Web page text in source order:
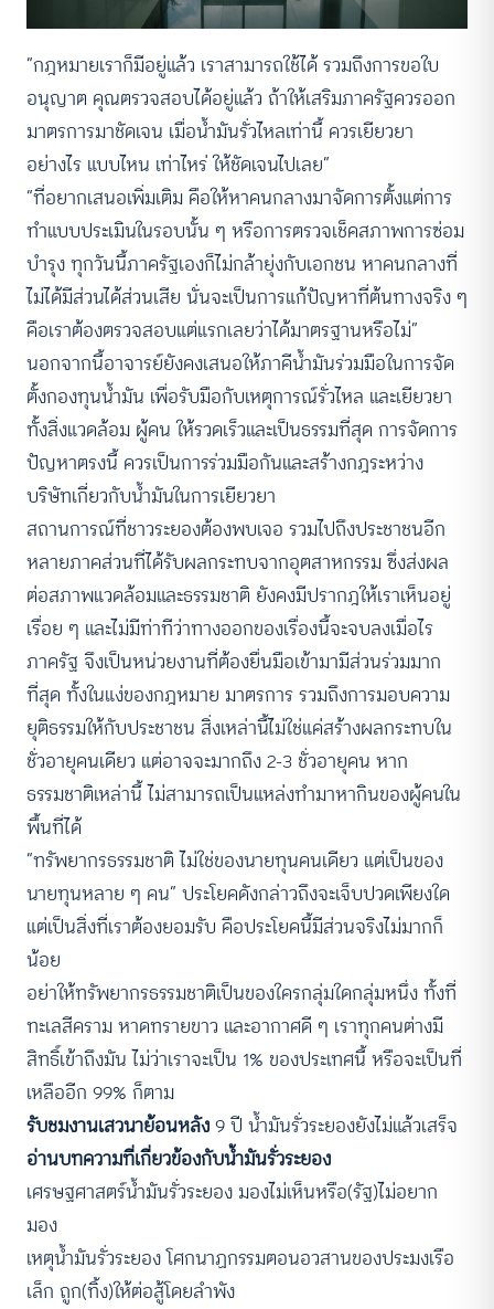
“กฎหมายเราก็มีอยู่แล้ว เราสามารถใช้ได้ รวมถึงการขอใบ
อนุญาต คุณตรวจสอบได้อยู่แล้ว ถ้าให้เสริมภาครัฐควรออก
มาตรการมาชัดเจน เมื่อน้ำมันรั่วไหลเท่านี้ ควรเยียวยา
อย่างไร แบบไหน เท่าไหร่ ให้ชัดเจนไปเลย”
“ที่อยากเสนอเพิ่มเติม คือให้หาคนกลางมาจัดการตั้งแต่การ
ทำแบบประเมินในรอบนั้น ๆ หรือการตรวจเช็คสภาพการซ่อม
บำรุง ทุกวันนี้ภาครัฐเองก็ไม่กล้ายุ่งกับเอกชน หาคนกลางที่
ไม่ได้มีส่วนได้ส่วนเสีย นั่นจะเป็นการแก้ปัญหาที่ต้นทางจริง ๆ
คือเราต้องตรวจสอบแต่แรกเลยว่าได้มาตรฐานหรือไม่”
นอกจากนี้อาจารย์ยังคงเสนอให้ภาคีน้ำมันร่วมมือในการจัด
ตั้งกองทุนน้ำมัน เพื่อรับมือกับเหตุการณ์รั่วไหล และเยียวยา
ทั้งสิ่งแวดล้อม ผู้คน ให้รวดเร็วและเป็นธรรมที่สุด การจัดการ
ปัญหาตรงนี้ ควรเป็นการร่วมมือกันและสร้างกฎระหว่าง
บริษัทเกี่ยวกับน้ำมันในการเยียวยา
สถานการณ์ที่ชาวระยองต้องพบเจอ รวมไปถึงประชาชนอีก
หลายภาคส่วนที่ได้รับผลกระทบจากอุตสาหกรรม ซึ่งส่งผล
ต่อสภาพแวดล้อมและธรรมชาติ ยังคงมีปรากฎให้เราเห็นอยู่
เรื่อย ๆ และไม่มีท่าทีว่าทางออกของเรื่องนี้จะจบลงเมื่อไร
ภาครัฐ จึงเป็นหน่วยงานที่ต้องยื่นมือเข้ามามีส่วนร่วมมาก
ที่สุด ทั้งในแง่ของกฎหมาย มาตรการ รวมถึงการมอบความ
ยุติธรรมให้กับประชาชน สิ่งเหล่านี้ไม่ใช่แค่สร้างผลกระทบใน
ชั่วอายุคนเดียว แต่อาจจะมากถึง 2-3 ชั่วอายุคน หาก
ธรรมชาติเหล่านี้ ไม่สามารถเป็นแหล่งทำมาหากินของผู้คนใน
พื้นที่ได้
“ทรัพยากรธรรมชาติ ไม่ใช่ของนายทุนคนเดียว แต่เป็นของ
นายทุนหลาย ๆ คน” ประโยคดังกล่าวถึงจะเจ็บปวดเพียงใด
แต่เป็นสิ่งที่เราต้องยอมรับ คือประโยคนี้มีส่วนจริงไม่มากก็
น้อย
อย่าให้ทรัพยากรธรรมชาติเป็นของใครกลุ่มใดกลุ่มหนึ่ง ทั้งที่
ทะเลสีคราม หาดทรายขาว และอากาศดี ๆ เราทุกคนต่างมี
สิทธิ์เข้าถึงมัน ไม่ว่าเราจะเป็น 1% ของประเทศนี้ หรือจะเป็นที่
เหลืออีก 99% ก็ตาม
รับชมงานเสวนาย้อนหลัง9 ปี น้ำมันรั่วระยองยังไม่แล้วเสร็จ
อ่านบทความที่เกี่ยวข้องกับน้ำมันรั่วระยอง
เศรษฐศาสตร์น้ำมันรั่วระยอง มองไม่เห็นหรือ(รัฐ)ไม่อยาก
มอง
เหตุน้ำมันรั่วระยอง โศกนาฏกรรมตอนอวสานของประมงเรือ
เล็ก ถูก(ทิ้ง)ให้ต่อสู้โดยลำพัง